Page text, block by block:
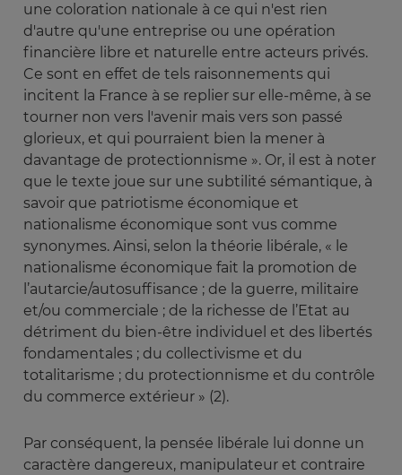
une coloration nationale à ce qui n'est rien
d'autre qu'une entreprise ou une opération
financière libre et naturelle entre acteurs privés.
Ce sont en effet de tels raisonnements qui
incitent la France à se replier sur elle-même, à se
tourner non vers l'avenir mais vers son passé
glorieux, et qui pourraient bien la mener à
davantage de protectionnisme ». Or, il est à noter
que le texte joue sur une subtilité sémantique, à
savoir que patriotisme économique et
nationalisme économique sont vus comme
synonymes. Ainsi, selon la théorie libérale, « le
nationalisme économique fait la promotion de
l’autarcie/autosuffisance ; de la guerre, militaire
et/ou commerciale ; de la richesse de l’Etat au
détriment du bien-être individuel et des libertés
fondamentales ; du collectivisme et du
totalitarisme ; du protectionnisme et du contrôle
du commerce extérieur » (2).
Par conséquent, la pensée libérale lui donne un
caractère dangereux, manipulateur et contraire